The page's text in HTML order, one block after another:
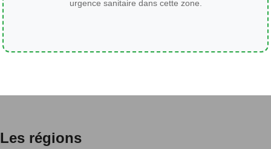
urgence sanitaire dans cette zone.
Les régions